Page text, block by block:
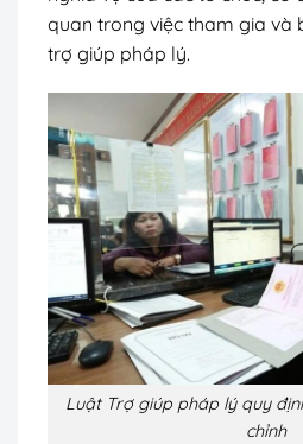
quan trong việc tham gia và
trợ giúp pháp lý.
Luật Trợ giúp pháp lý quy
chỉnh